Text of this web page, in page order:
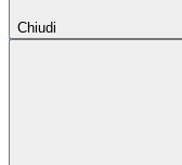
Chiudi